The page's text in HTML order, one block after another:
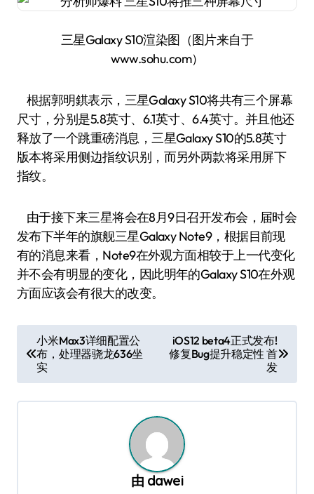
三星Galaxy S10渲染图（图片来自于
www.sohu.com）
根据郭明錤表示，三星Galaxy S10将共有三个屏幕
尺寸，分别是5.8英寸、6.1英寸、6.4英寸。并且他还
释放了一个跳重磅消息，三星Galaxy S10的5.8英寸
版本将采用侧边指纹识别，而另外两款将采用屏下
指纹。
由于接下来三星将会在8月9日召开发布会，届时会
发布下半年的旗舰三星Galaxy Note9，根据目前现
有的消息来看，Note9在外观方面相较于上一代变化
并不会有明显的变化，因此明年的Galaxy S10在外观
方面应该会有很大的改变。
章
导
航
小米Max3详细配置公
布，处理器骁龙636坐
实
iOS12 beta4正式发布!
修复Bug提升稳定性 首
发
由 dawei